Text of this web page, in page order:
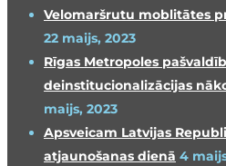
Velomaršrutu moblitātes
22 maijs, 2023
Rīgas Metropoles
deinstitucionalizācijas
maijs, 2023
Apsveicam Latvijas
atjaunošanas dienā 4